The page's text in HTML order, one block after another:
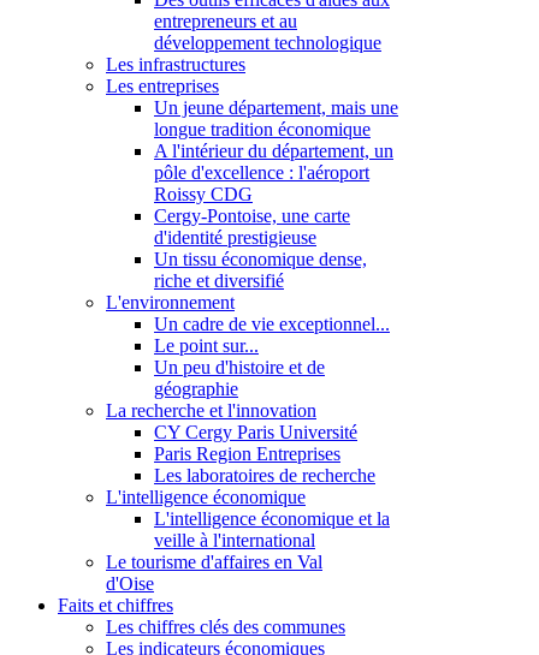
entrepreneurs et au
développement technologique
Les infrastructures
Les entreprises
Un jeune département, mais une
longue tradition économique
A l'intérieur du département, un
pôle d'excellence : l'aéroport
Roissy CDG
Cergy-Pontoise, une carte
d'identité prestigieuse
Un tissu économique dense,
riche et diversifié
L'environnement
Un cadre de vie exceptionnel...
Le point sur...
Un peu d'histoire et de
géographie
La recherche et l'innovation
CY Cergy Paris Université
Paris Region Entreprises
Les laboratoires de recherche
L'intelligence économique
L'intelligence économique et la
veille à l'international
Le tourisme d'affaires en Val
d'Oise
Faits et chiffres
Les chiffres clés des communes
Les indicateurs économiques